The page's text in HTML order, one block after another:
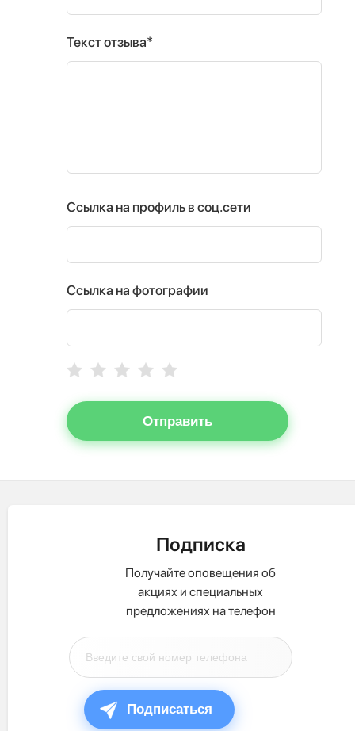
Текст отзыва*
Ссылка на профиль в соц.сети
Ссылка на фотографии
Отправить
Подписка
Получайте оповещения об
акциях и специальных
предложениях на телефон
Подписаться